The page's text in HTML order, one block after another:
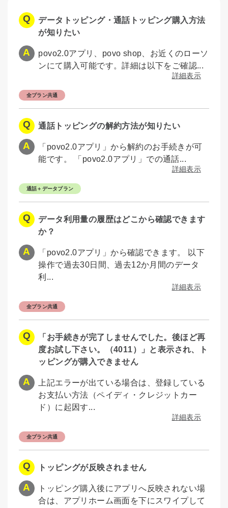
データトッピング・通話トッピング購入方法
が知りたい
povo2.0アプリ、povo shop、お近くのローソ
ンにて購入可能です。詳細は以下をご確認...
詳細表示
全プラン共通
通話トッピングの解約方法が知りたい
「povo2.0アプリ」から解約のお手続きが可
能です。 「povo2.0アプリ」での通話...
詳細表示
通話＋データプラン
データ利用量の履歴はどこから確認できます
か？
「povo2.0アプリ」から確認できます。 以下
操作で過去30日間、過去12か月間のデータ
利...
詳細表示
全プラン共通
「お手続きが完了しませんでした。後ほど再
度お試し下さい。（4011）」と表示され、ト
ッピングが購入できません
上記エラーが出ている場合は、登録している
お支払い方法（ペイディ・クレジットカー
ド）に起因す...
詳細表示
全プラン共通
トッピングが反映されません
トッピング購入後にアプリへ反映されない場
合は、アプリホーム画面を下にスワイプして